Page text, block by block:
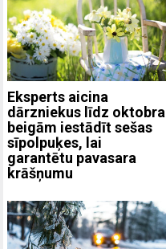
Eksperts aicina
dārzniekus līdz oktobra
beigām iestādīt sešas
sīpolpuķes, lai
garantētu pavasara
krāšņumu